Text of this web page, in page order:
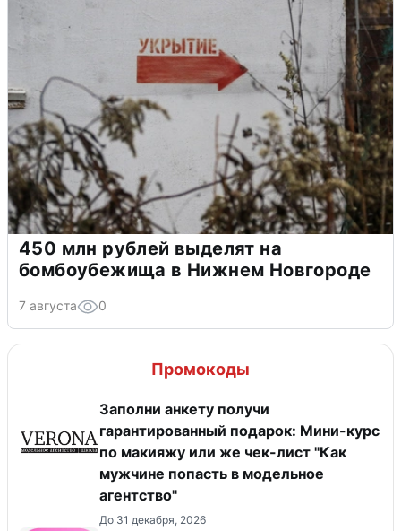
450 млн рублей выделят на
бомбоубежища в Нижнем Новгороде
7 августа 0
Промокоды
Заполни анкету получи
гарантированный подарок: Мини-курс
по макияжу или же чек-лист "Как
мужчине попасть в модельное
агентство"
До 31 декабря, 2026